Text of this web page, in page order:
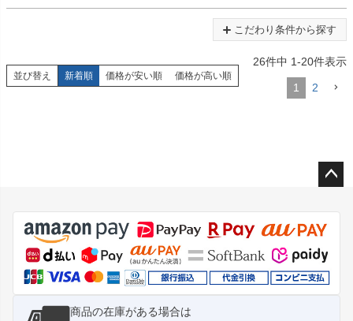
こだわり条件から探す
並び替え 新着順 価格が安い順 価格が高い順
26件中 1-20件表示
1 2
ジト
ップ
へ
商品の在庫がある場合は